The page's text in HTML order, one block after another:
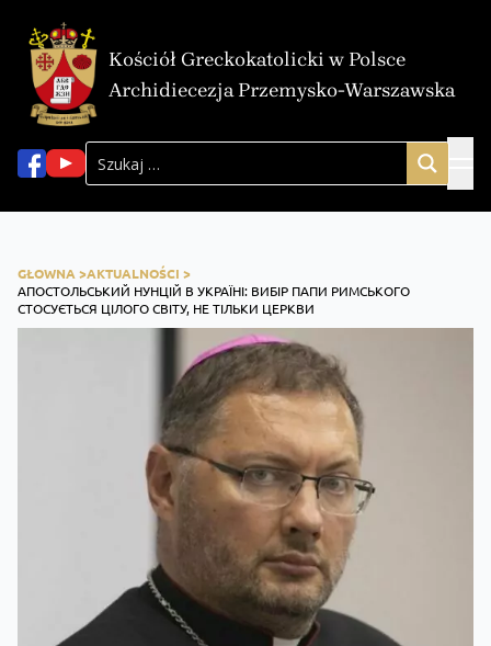
Kościół Greckokatolicki w Polsce
Archidiecezja Przemysko-Warszawska
GŁOWNA >AKTUALNOŚCI >
АПОСТОЛЬСЬКИЙ НУНЦІЙ В УКРАЇНІ: ВИБІР ПАПИ РИМСЬКОГО
СТОСУЄТЬСЯ ЦІЛОГО СВІТУ, НЕ ТІЛЬКИ ЦЕРКВИ